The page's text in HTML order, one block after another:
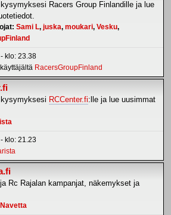
Racers Group Finlandille ja lue
Sami L, juska, moukari, Vesku,
klo: 23.38
käyttäjältä RacersGroupFinland
RCCenter.fi:lle ja lue uusimmat
klo: 21.23
Rc Rajalan kampanjat, näkemykset ja